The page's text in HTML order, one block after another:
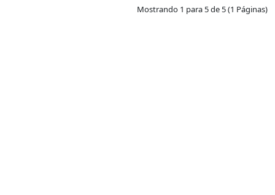
Mostrando 1 para 5 de 5 (1 Páginas)